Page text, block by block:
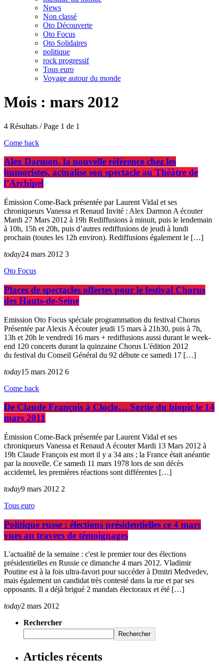
News
Non classé
Oto Découverte
Oto Focus
Oto Solidaires
politique
rock progressif
Tous euro
Voyage autour du monde
Mois : mars 2012
4 Résultats / Page 1 de 1
Come back
Alex Darmon, la nouvelle référence chez les
humoristes, actualise son spectacle au Théâtre de
l’Archipel
Émission Come-Back présentée par Laurent Vidal et ses
chroniqueurs Vanessa et Renaud Invité : Alex Darmon A écouter
Mardi 27 Mars 2012 à 19h Rediffusions à minuit, puis le lendemain
à 10h, 15h et 20h, puis d’autres rediffusions de jeudi à lundi
prochain (toutes les 12h environ). Rediffusions également le […]
today24 mars 2012 3
Oto Focus
Places de spectacles offertes pour le festival Chorus
des Hauts-de-Seine
Emission Oto Focus spéciale programmation du festival Chorus
Présentée par Alexis A écouter jeudi 15 mars à 21h30, puis à 7h,
13h et 20h le vendredi 16 mars + rediffusions aussi durant le week-
end 120 concerts durant la quinzaine Chorus L'édition 2012
du festival du Conseil Général du 92 débute ce samedi 17 […]
today15 mars 2012 6
Come back
De Claude François à Cloclo… Sortie du biopic le 14
mars 2011
Émission Come-Back présentée par Laurent Vidal et ses
chroniqueurs Vanessa et Renaud A écouter Mardi 13 Mars 2012 à
19h Claude François est mort il y a 34 ans ; la France était anéantie
par la nouvelle. Ce samedi 11 mars 1978 lors de son décès
accidentel, les premières réactions sont différentes […]
today9 mars 2012 2
Tous euro
Politique russe : élections présidentielles ce 4 mars
vues au travers de témoignages
L'actualité de la semaine : c'est le premier tour des élections
présidentielles en Russie ce dimanche 4 mars 2012. Vladimir
Poutine est à la fois ultra-favori pour succéder à Dmitri Medvedev,
mais également un candidat très contesté dans la rue et par ses
opposants. Il a déjà brigué 2 mandats électoraux et été […]
today2 mars 2012
Rechercher
Rechercher
Articles récents